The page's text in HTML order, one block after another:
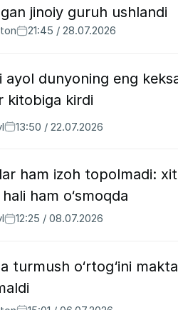
jinoiy guruh ushlandi
21:45 / 28.07.2026
ayol dunyoning eng
kitobiga kirdi
13:50 / 22.07.2026
ham izoh topolmadi:
ham o‘smoqda
12:25 / 08.07.2026
turmush o‘rtog‘ini